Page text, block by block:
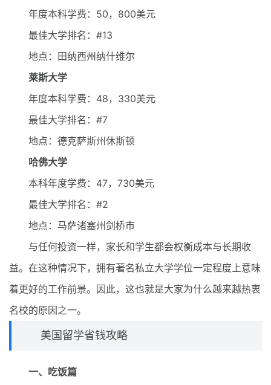
年度本科学费：50，800美元
最佳大学排名：#13
地点：田纳西州纳什维尔
莱斯大学
年度本科学费：48，330美元
最佳大学排名：#7
地点：德克萨斯州休斯顿
哈佛大学
本科年度学费：47，730美元
最佳大学排名：#2
地点：马萨诸塞州剑桥市
与任何投资一样，家长和学生都会权衡成本与长期收
益。在这种情况下，拥有著名私立大学学位一定程度上意味
着更好的工作前景。因此，这也就是大家为什么越来越热衷
名校的原因之一。
美国留学省钱攻略
一、吃饭篇